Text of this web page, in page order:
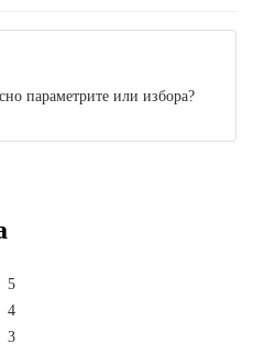
параметрите или избора?
5
4
3